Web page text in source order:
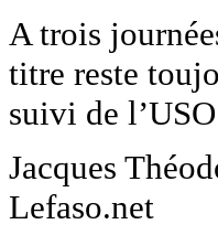
A trois
titre reste
suivi de
Jacques
Lefaso.net